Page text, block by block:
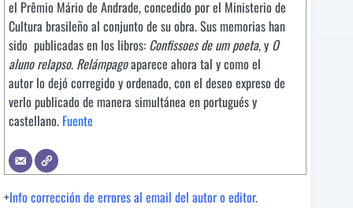
el Prêmio Mário de Andrade, concedido por el Ministerio de
Cultura brasileño al conjunto de su obra. Sus memorias han
sido publicadas en los libros: Confissoes de um poeta, y O
aluno relapso. Relámpagoaparece ahora tal y como el
autor lo dejó corregido y ordenado, con el deseo expreso de
verlo publicado de manera simultánea en portugués y
castellano. Fuente
+Info corrección de errores al email del autor o editor.